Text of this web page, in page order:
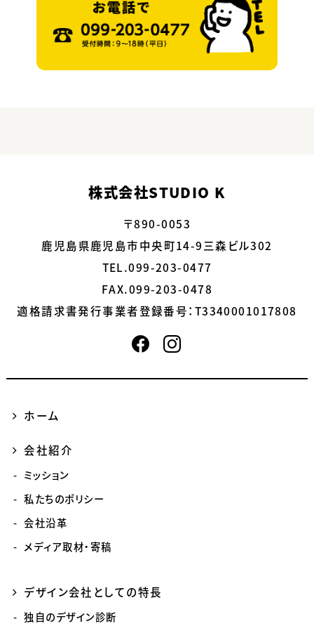
株式会社STUDIO K
〒890-0053
鹿児島県鹿児島市中央町14-9三森ビル302
TEL.099-203-0477
FAX.099-203-0478
適格請求書発行事業者登録番号： T3340001017808
ホーム
会社紹介
ミッション
私たちのポリシー
会社沿革
メディア取材・寄稿
デザイン会社としての特長
独自のデザイン診断